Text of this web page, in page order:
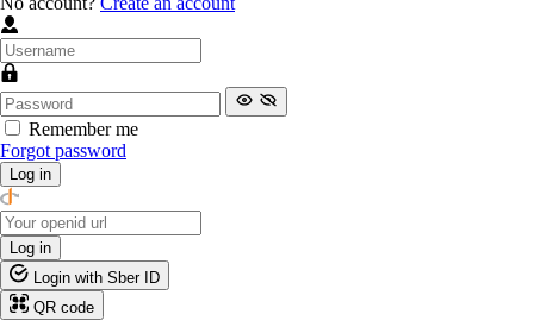
Remember me
Forgot password
Log in
Log in
Login with Sber ID
QR code